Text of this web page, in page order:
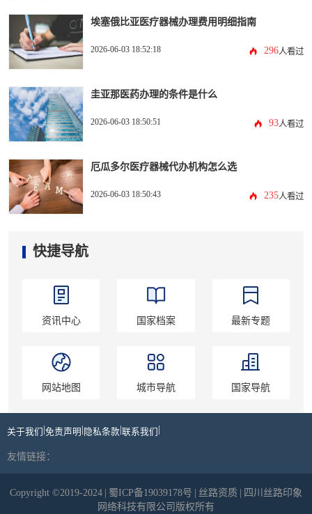
埃塞俄比亚医疗器械办理费用明细指南
2026-06-03 18:52:18 296人看过
圭亚那医药办理的条件是什么
2026-06-03 18:50:51 93人看过
厄瓜多尔医疗器械代办机构怎么选
2026-06-03 18:50:43 235人看过
快捷导航
资讯中心 国家档案 最新专题
网站地图 城市导航 国家导航
关于我们 免责声明 隐私条款 联系我们
友情链接：
Copyright ©2019-2024 蜀ICP备19039178号 丝路资质
四川丝路印象
网络科技有限公司版权所有